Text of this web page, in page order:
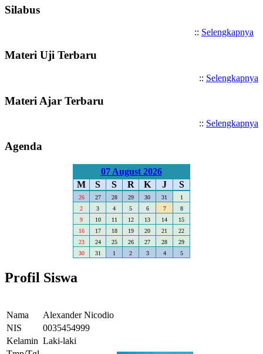
Silabus
:: Selengkapnya
Materi Uji Terbaru
:: Selengkapnya
Materi Ajar Terbaru
:: Selengkapnya
Agenda
07 August 2026
M
S S R K J S
26 27 28 29 30 31
1
2
3 4 5 6 7
8
9
10 11 12 13 14
15
16
17 18 19 20 21
22
23
24 25 26 27 28
29
30
31 1 2 3 4 5
Profil Siswa
Nama
Alexander Nicodio
NIS
0035454999
Kelamin Laki-laki